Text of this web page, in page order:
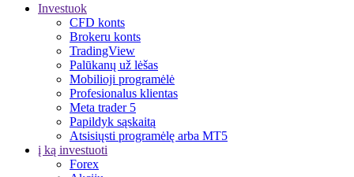
Investuok
CFD konts
Brokeru konts
TradingView
Palūkanų už lėšas
Mobilioji programėlė
Profesionalus klientas
Meta trader 5
Papildyk sąskaitą
Atsisiųsti programėlę arba MT5
į ką investuoti
Forex